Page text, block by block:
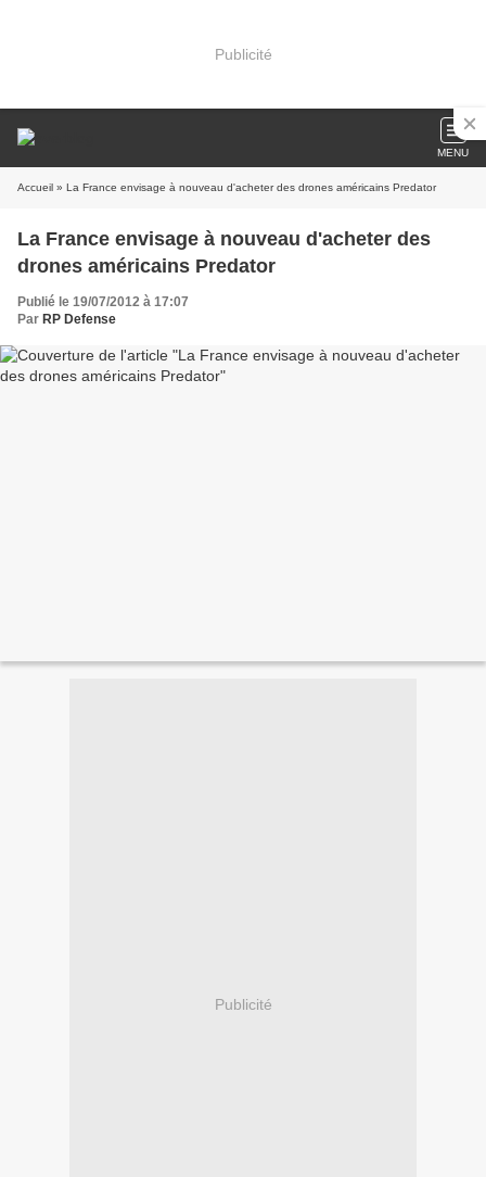
Publicité
MENU
Accueil » La France envisage à nouveau d'acheter des drones américains Predator
La France envisage à nouveau d'acheter des
drones américains Predator
Publié le 19/07/2012 à 17:07
Par RP Defense
Publicité